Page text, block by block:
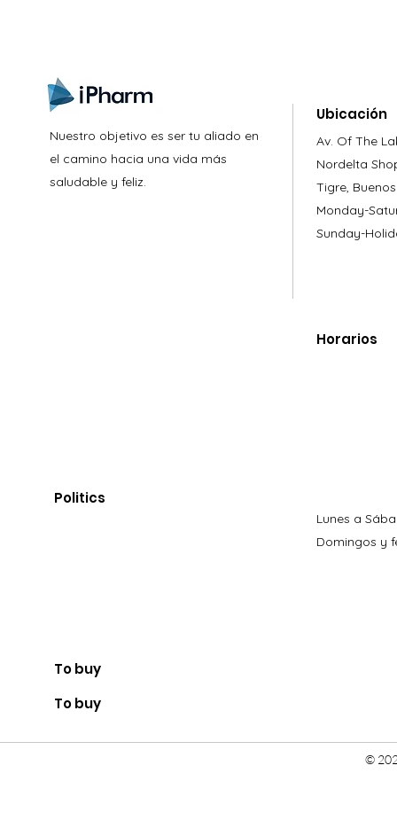
Nuestro objetivo es ser tu aliado en
el camino hacia una vida más
saludable y feliz.
Politics
To buy
To buy
Ubicación
Av. Of The
Nordelta
Tigre,
Monday-
Sunday-
Horarios
Lunes a
Domingos y
©